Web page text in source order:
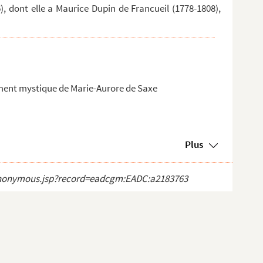
dont elle a Maurice Dupin de Francueil (1778-1808),
mystique de Marie-Aurore de Saxe
Plus